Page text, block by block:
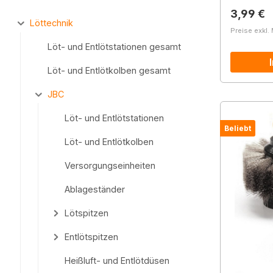
Löttechnik
Löt- und Entlötstationen gesamt
Löt- und Entlötkolben gesamt
JBC
Löt- und Entlötstationen
Löt- und Entlötkolben
Versorgungseinheiten
Ablageständer
Lötspitzen
Entlötspitzen
Heißluft- und Entlötdüsen
3,99 €
Preise exkl.
Beliebt